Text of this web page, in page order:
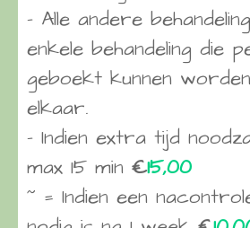
– Alle andere
enkele behandeling die
geboekt kunnen
elkaar.
– Indien extra tijd
max 15 min €15,00
~ = Indien een